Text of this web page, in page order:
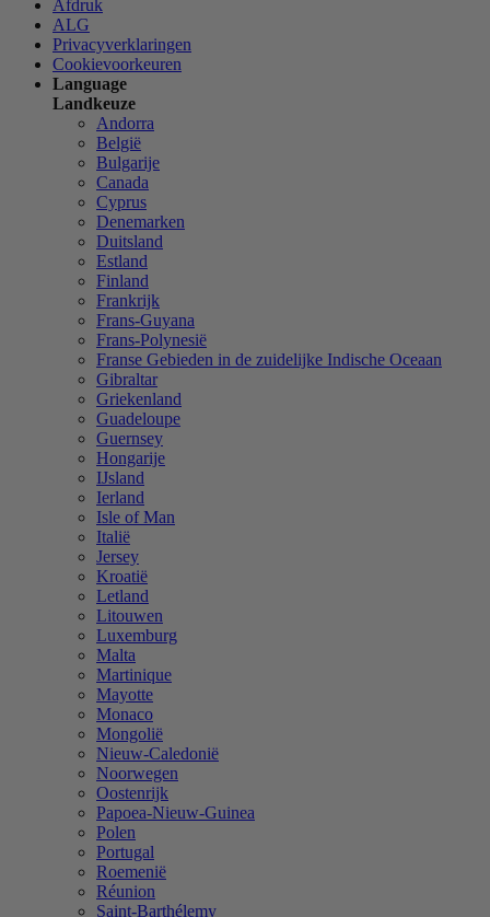
Afdruk
ALG
Privacyverklaringen
Cookievoorkeuren
Language
Landkeuze
Andorra
België
Bulgarije
Canada
Cyprus
Denemarken
Duitsland
Estland
Finland
Frankrijk
Frans-Guyana
Frans-Polynesië
Franse Gebieden in de zuidelijke Indische Oceaan
Gibraltar
Griekenland
Guadeloupe
Guernsey
Hongarije
IJsland
Ierland
Isle of Man
Italië
Jersey
Kroatië
Letland
Litouwen
Luxemburg
Malta
Martinique
Mayotte
Monaco
Mongolië
Nieuw-Caledonië
Noorwegen
Oostenrijk
Papoea-Nieuw-Guinea
Polen
Portugal
Roemenië
Réunion
Saint-Barthélemy